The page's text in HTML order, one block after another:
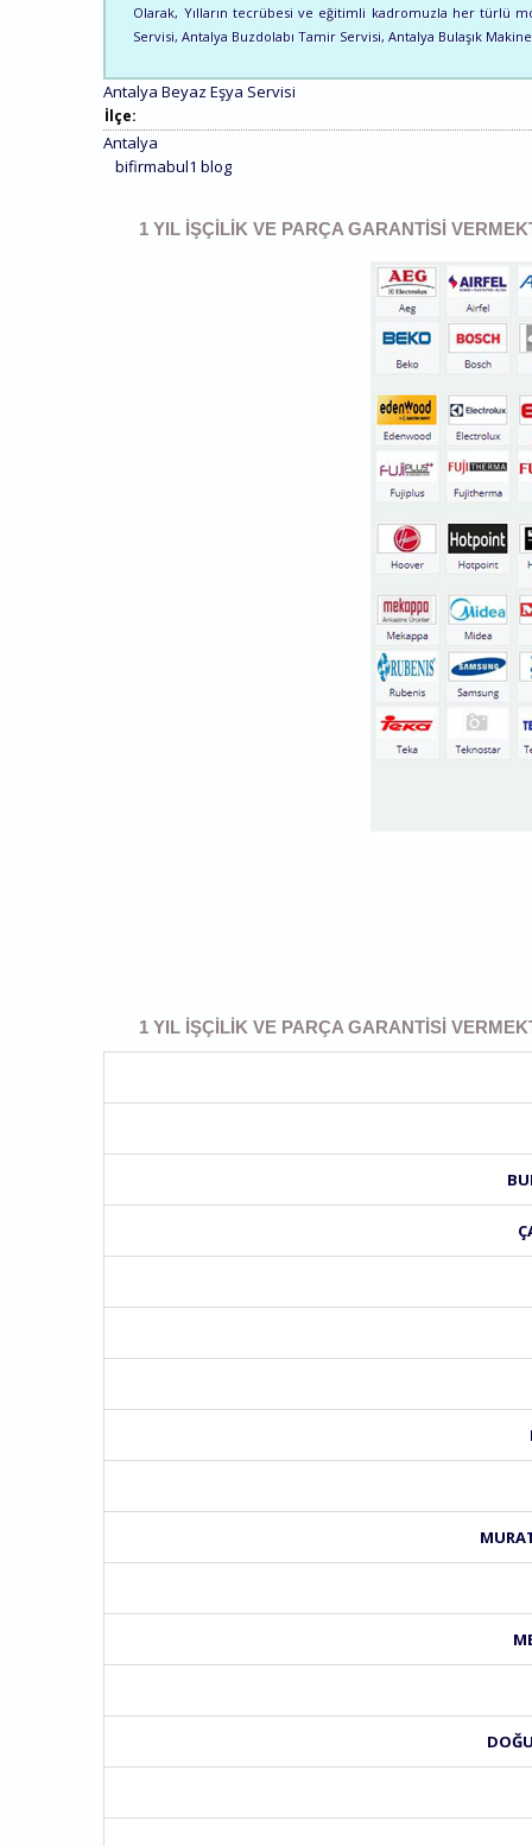
Olarak, Yılların tecrübesi ve eğitimli kadromuzla her türlü
Servisi, Antalya Buzdolabı Tamir Servisi, Antalya Bulaşık
Antalya Beyaz Eşya Servisi
İlçe:
Antalya
bifirmabul1 blog
1 YIL İŞÇILIK VE PARÇA GARANTISI
1 YIL İŞÇILIK VE PARÇA GARANTISI